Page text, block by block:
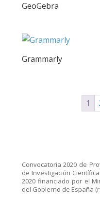
GeoGebra
Grammarly
1
Convocatoria 2020 de
de Investigación
2020 financiado por el
del Gobierno de España